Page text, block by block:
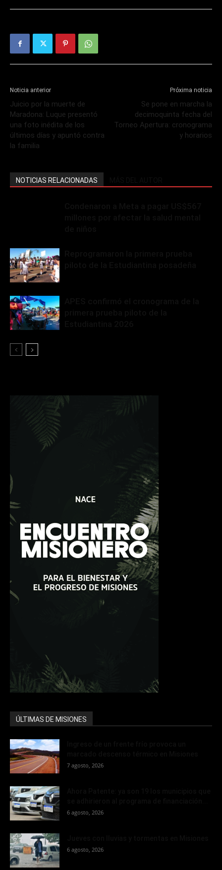
Noticia anterior
Juicio por la muerte de
Maradona: Luque presentó
una foto inédita de los
últimos días y apuntó contra
la familia
Próxima noticia
Se pone en marcha la
decimoquinta fecha del
Torneo Apertura: cronograma
y horarios
NOTICIAS RELACIONADAS
ÚLTIMAS DE MISIONES
7 agosto, 2026
6 agosto, 2026
6 agosto, 2026